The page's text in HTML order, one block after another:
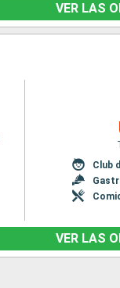
VER LAS
Club
VER LAS